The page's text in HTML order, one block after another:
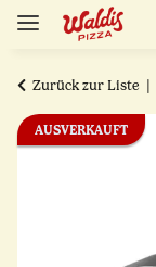
Zurück zur Liste
AUSVERKAUFT